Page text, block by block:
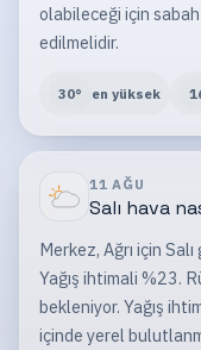
olabileceği için
edilmelidir.
30° en yüksek
11 AĞU
Salı hava
Merkez, Ağrı için
Yağış ihtimali %23.
bekleniyor. Yağış
içinde yerel